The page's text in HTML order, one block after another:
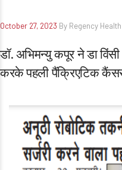
October 27, 2023 By Regency Health
डॉ. अभिमन्यु कपूर ने डा
करके पहली पैंक्रिएटिक